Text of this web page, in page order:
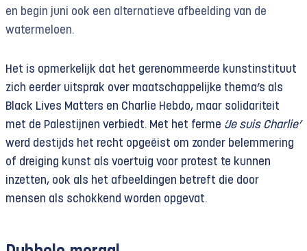
en begin juni ook een alternatieve afbeelding van de
watermeloen.
Het is opmerkelijk dat het gerenommeerde kunstinstituut
zich eerder uitsprak over maatschappelijke thema’s als
Black Lives Matters en Charlie Hebdo, maar solidariteit
met de Palestijnen verbiedt. Met het ferme ‘Je suis Charlie’
werd destijds het recht opgeëist om zonder belemmering
of dreiging kunst als voertuig voor protest te kunnen
inzetten, ook als het afbeeldingen betreft die door
mensen als schokkend worden opgevat.